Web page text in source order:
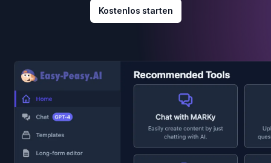
Kostenlos starten